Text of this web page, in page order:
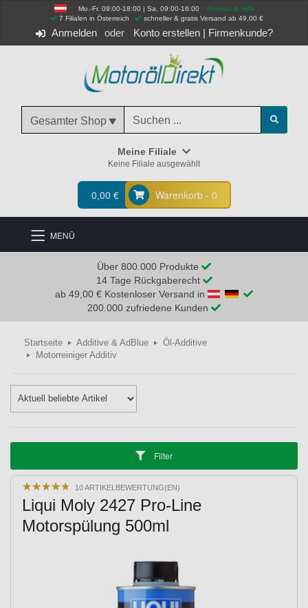
Mo.-Fr. 09:00-18:00 | Sa. 09:00-16:00
Kontakt & Hilfe
7 Filialen in Österreich
schneller & gratis Versand ab 49,00 €
Anmelden Konto erstellen| Firmenkunde?
Gesamter Shop
Meine Filiale
Keine Filiale ausgewählt
0,00 € Warenkorb - 0
MENÜ
Über 800.000 Produkte
14 Tage Rückgaberecht
ab 49,00 € Kostenloser Versand in
200.000 zufriedene Kunden
Startseite Additive & AdBlue
Öl-Additive
Motorreiniger Additiv
Filter
★★★★★
★★★★★ 10 ARTIKELBEWERTUNG(EN)
Liqui Moly 2427 Pro-Line
Motorspülung 500ml